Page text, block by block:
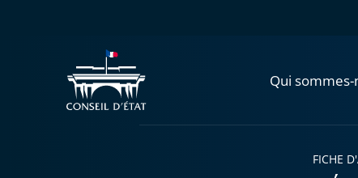
Qui sommes-
FICHE